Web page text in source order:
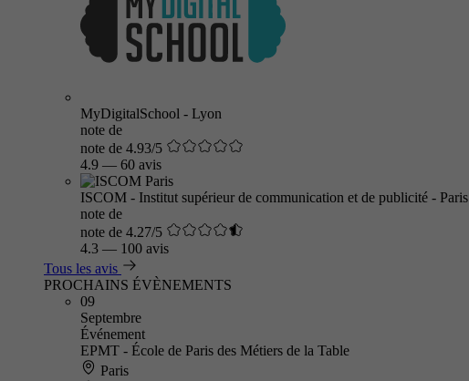
MyDigitalSchool - Lyon
note de
note de 4.93/5
4.9 — 60 avis
ISCOM - Institut supérieur de communication et de publicité - Paris
note de
note de 4.27/5
4.3 — 100 avis
Tous les avis
PROCHAINS ÉVÈNEMENTS
09
Septembre
Événement
EPMT - École de Paris des Métiers de la Table
Paris